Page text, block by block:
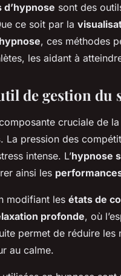
sont des
ce soit par la
, ces méthodes
les aidant à
de gestion
cruciale de la
. La pression des
intense. L’hypnose
ainsi les
modifiant les états de
profonde, où
permet de réduire
au calme.